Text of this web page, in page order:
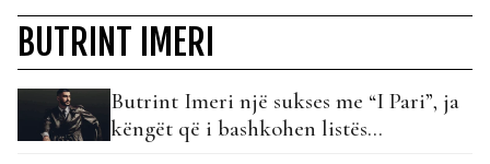
BUTRINT IMERI
Butrint Imeri një sukses me “I Pari”, ja
këngët që i bashkohen listës…